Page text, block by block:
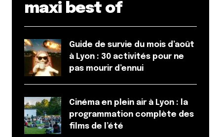
maxi best of
Guide de survie du mois d’août
à Lyon : 30 activités pour ne
pas mourir d’ennui
Cinéma en plein air à Lyon : la
programmation complète des
films de l’été